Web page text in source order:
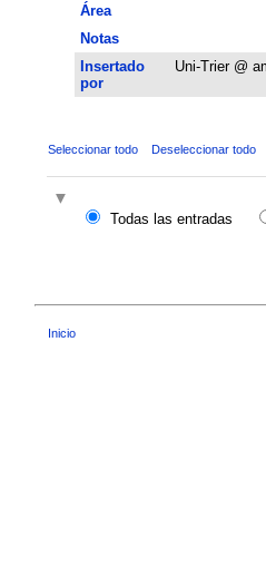
Área
Notas
Insertado
por
Uni-Trier @
Seleccionar todo Deseleccionar todo
Todas las entradas
Inicio